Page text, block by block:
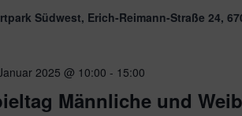
Südwest, Erich-Reimann-Straße 24,
Männliche und
2025 @ 10:00 - 15:00